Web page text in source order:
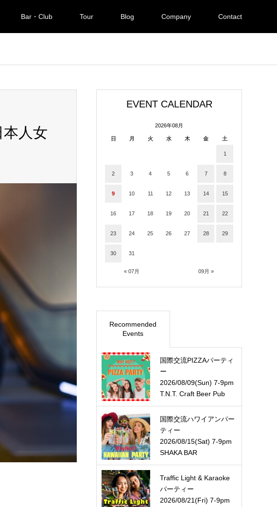
Bar・Club Tour Blog Company Contact
人女
EVENT CALENDAR
2026年08月
日 月 火 水 木 金 土
« 07月 09月 »
1
2 3 4 5 6 7 8
9 10 11 12 13 14 15
16 17 18 19 20 21 22
23 24 25 26 27 28 29
30 31
Recommended
Events
国際交流PIZZAパーティ
ー
2026/08/09(Sun) 7-9pm
T.N.T. Craft Beer Pub
国際交流ハワイアンパー
ティー
2026/08/15(Sat) 7-9pm
SHAKA BAR
Traffic Light & Karaoke
パーティー
2026/08/21(Fri) 7-9pm